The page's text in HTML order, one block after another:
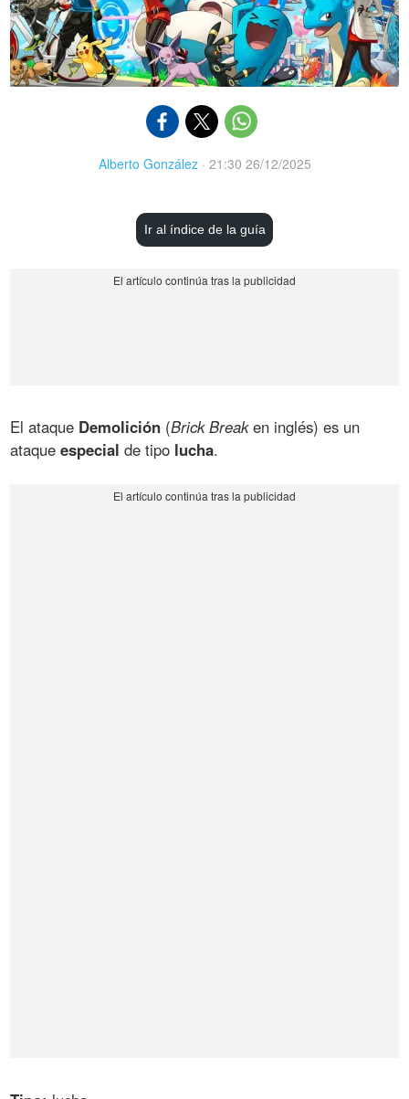
Alberto González· 21:30 26/12/2025
Ir al índice de la guía
El ataque Demolición (Brick Breaken inglés) es un
ataqueespecial de tipo lucha.